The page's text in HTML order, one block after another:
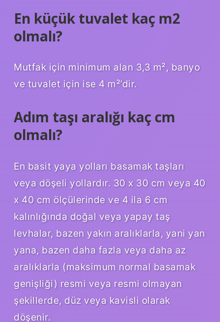
En küçük tuvalet kaç m2
olmalı?
Mutfak için minimum alan 3,3 m², banyo
ve tuvalet için ise 4 m²’dir.
Adım taşı aralığı kaç cm
olmalı?
En basit yaya yolları basamak taşları
veya döşeli yollardır. 30 x 30 cm veya 40
x 40 cm ölçülerinde ve 4 ila 6 cm
kalınlığında doğal veya yapay taş
levhalar, bazen yakın aralıklarla, yani yan
yana, bazen daha fazla veya daha az
aralıklarla (maksimum normal basamak
genişliği) resmi veya resmi olmayan
şekillerde, düz veya kavisli olarak
döşenir.